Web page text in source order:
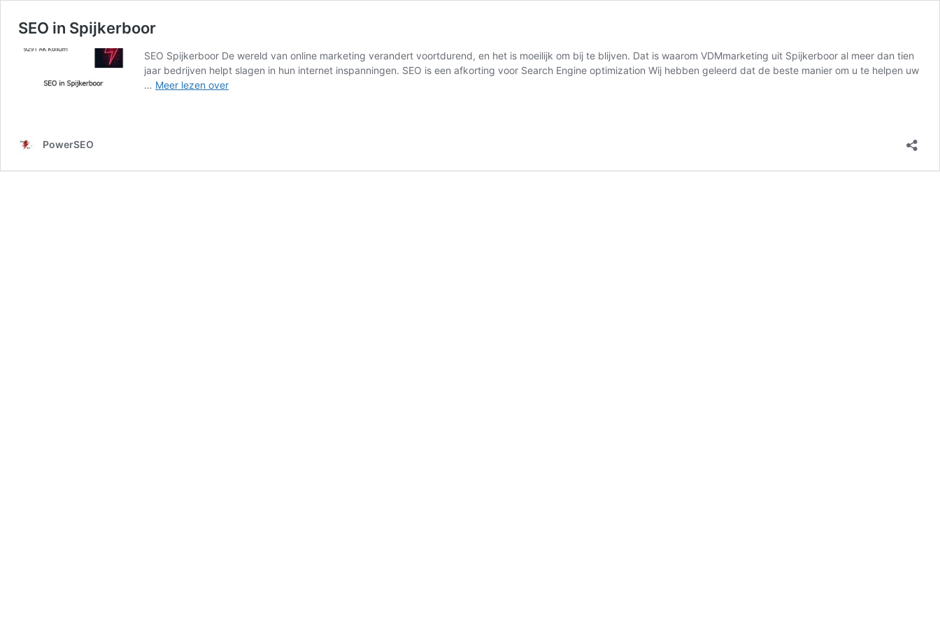
SEO in Spijkerboor
SEO Spijkerboor De wereld van online marketing verandert voortdurend, en het is moeilijk om bij te blijven. Dat is waarom VDMmarketing uit Spijkerboor al meer dan tien
jaar bedrijven helpt slagen in hun internet inspanningen. SEO is een afkorting voor Search Engine optimization Wij hebben geleerd dat de beste manier om u te helpen uw
… Meer lezen overSEO
PowerSEO